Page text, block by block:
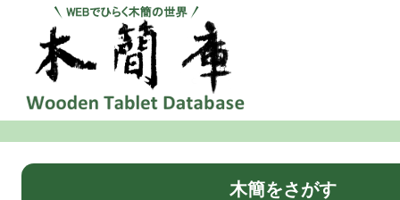
木簡をさがす